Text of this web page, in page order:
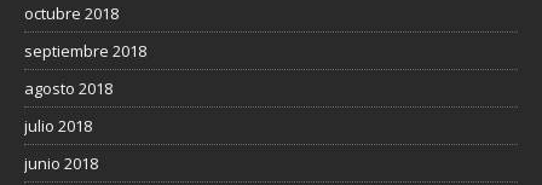
octubre 2018
septiembre 2018
agosto 2018
julio 2018
junio 2018